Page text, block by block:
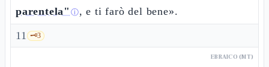
parentela" ⓘ, e ti farò del bene».
11 🗝️3
EBRAICO (MT)